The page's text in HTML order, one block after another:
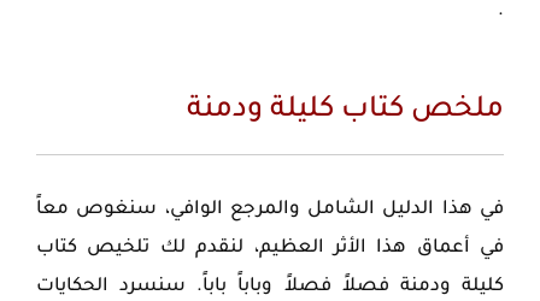
.
ملخص كتاب كليلة ودمنة
في هذا الدليل الشامل والمرجع الوافي، سنغوص معاً
في أعماق هذا الأثر العظيم، لنقدم لك تلخيص كتاب
كليلة ودمنة فصلاً فصلاً وباباً باباً. سنسرد الحكايات